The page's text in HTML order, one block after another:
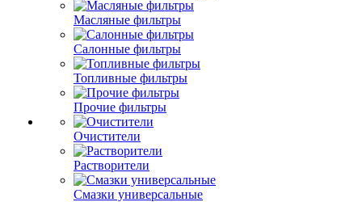
Масляные фильтры
Салонные фильтры
Топливные фильтры
Прочие фильтры
Очистители
Растворители
Смазки универсальные